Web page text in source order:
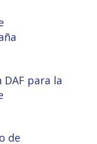
para la
de